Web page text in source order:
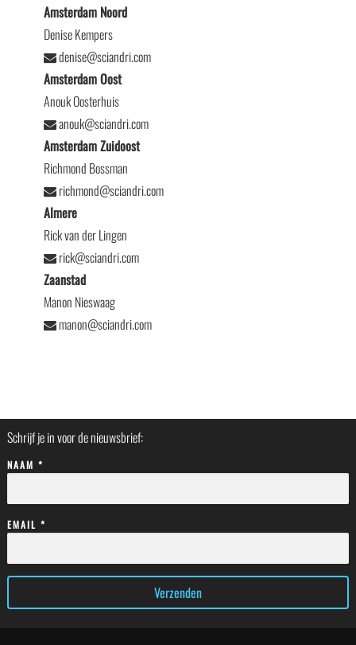
Amsterdam Noord
Denise Kempers
denise@sciandri.com
Amsterdam Oost
Anouk Oosterhuis
anouk@sciandri.com
Amsterdam Zuidoost
Richmond Bossman
richmond@sciandri.com
Almere
Rick van der Lingen
rick@sciandri.com
Zaanstad
Manon Nieswaag
manon@sciandri.com
Schrijf je in voor de nieuwsbrief:
NAAM *
EMAIL *